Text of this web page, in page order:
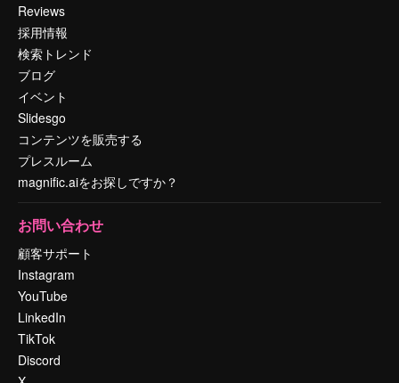
Reviews
採用情報
検索トレンド
ブログ
イベント
Slidesgo
コンテンツを販売する
プレスルーム
magnific.aiをお探しですか？
お問い合わせ
顧客サポート
Instagram
YouTube
LinkedIn
TikTok
Discord